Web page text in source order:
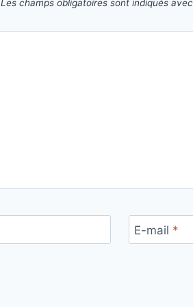
Les champs obligatoires sont indiqués avec
E-mail *